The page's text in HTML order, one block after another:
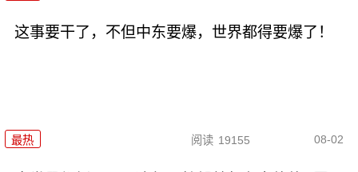
这事要干了，不但中东要爆，世界都得要爆了！
最热 阅读 19155 08-02